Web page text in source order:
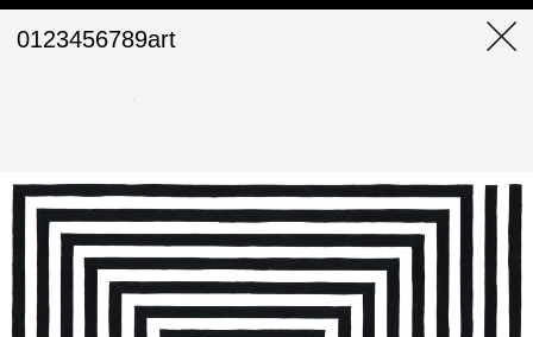
0123456789art